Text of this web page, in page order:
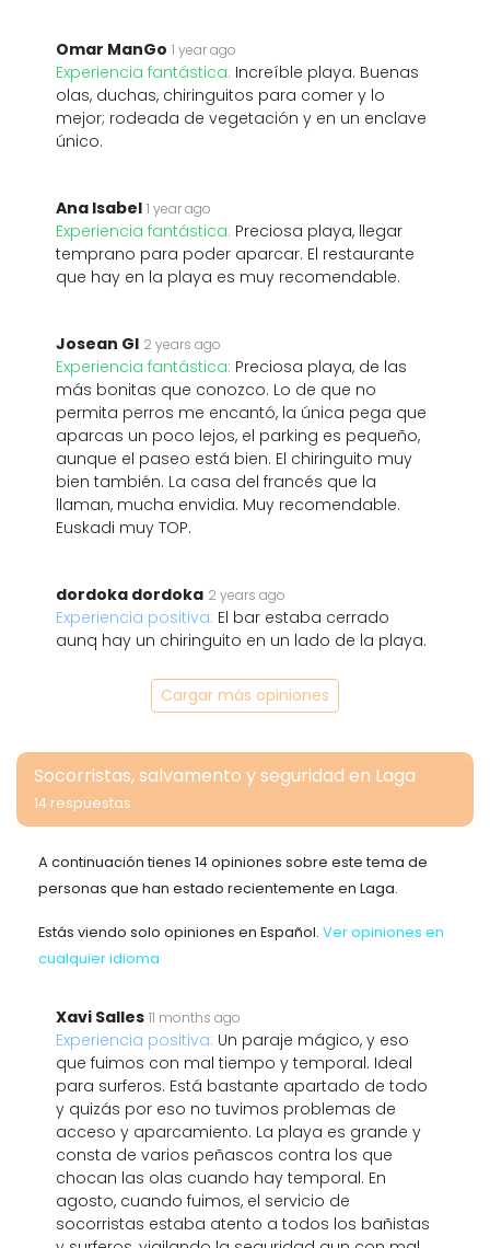
Omar ManGo 1 year ago
Experiencia fantástica: Increíble playa. Buenas
olas, duchas, chiringuitos para comer y lo
mejor; rodeada de vegetación y en un enclave
único.
Ana Isabel 1 year ago
Experiencia fantástica: Preciosa playa, llegar
temprano para poder aparcar. El restaurante
que hay en la playa es muy recomendable.
Josean Gl 2 years ago
Experiencia fantástica: Preciosa playa, de las
más bonitas que conozco. Lo de que no
permita perros me encantó, la única pega que
aparcas un poco lejos, el parking es pequeño,
aunque el paseo está bien. El chiringuito muy
bien también. La casa del francés que la
llaman, mucha envidia. Muy recomendable.
Euskadi muy TOP.
dordoka dordoka 2 years ago
Experiencia positiva: El bar estaba cerrado
aunq hay un chiringuito en un lado de la playa.
Cargar más opiniones
Socorristas, salvamento y seguridad en Laga
14 respuestas
A continuación tienes 14 opiniones sobre este tema de
personas que han estado recientemente en Laga.
Estás viendo solo opiniones en Español. Ver opiniones en
cualquier idioma
Xavi Salles 11 months ago
Experiencia positiva: Un paraje mágico, y eso
que fuimos con mal tiempo y temporal. Ideal
para surferos. Está bastante apartado de todo
y quizás por eso no tuvimos problemas de
acceso y aparcamiento. La playa es grande y
consta de varios peñascos contra los que
chocan las olas cuando hay temporal. En
agosto, cuando fuimos, el servicio de
socorristas estaba atento a todos los bañistas